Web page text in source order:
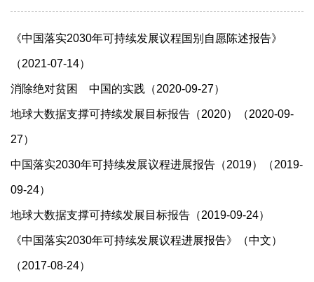
《中国落实2030年可持续发展议程国别自愿陈述报告》
（2021-07-14）
消除绝对贫困 中国的实践（2020-09-27）
地球大数据支撑可持续发展目标报告（2020）（2020-09-
27）
中国落实2030年可持续发展议程进展报告（2019）（2019-
09-24）
地球大数据支撑可持续发展目标报告（2019-09-24）
《中国落实2030年可持续发展议程进展报告》（中文）
（2017-08-24）